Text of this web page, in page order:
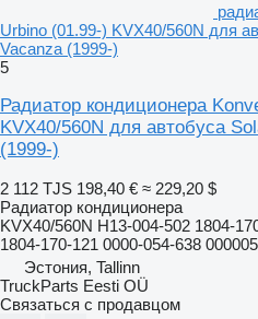
Urbino (01.99-) KVX40/560N для
Vacanza (1999-)
5
Радиатор кондиционера
KVX40/560N для автобуса
(1999-)
2 112 TJS 198,40 € ≈ 229,20 $
Радиатор кондиционера
KVX40/560N H13-004-502 1804-
1804-170-121 0000-054-638
Эстония, Tallinn
TruckParts Eesti OÜ
Связаться с продавцом